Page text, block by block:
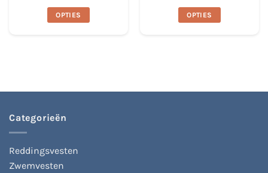
was:
€11.00.
is:
€5.49.
OPTIES
op
tot
OPTIES
Categorieën
Reddingsvesten
Zwemvesten